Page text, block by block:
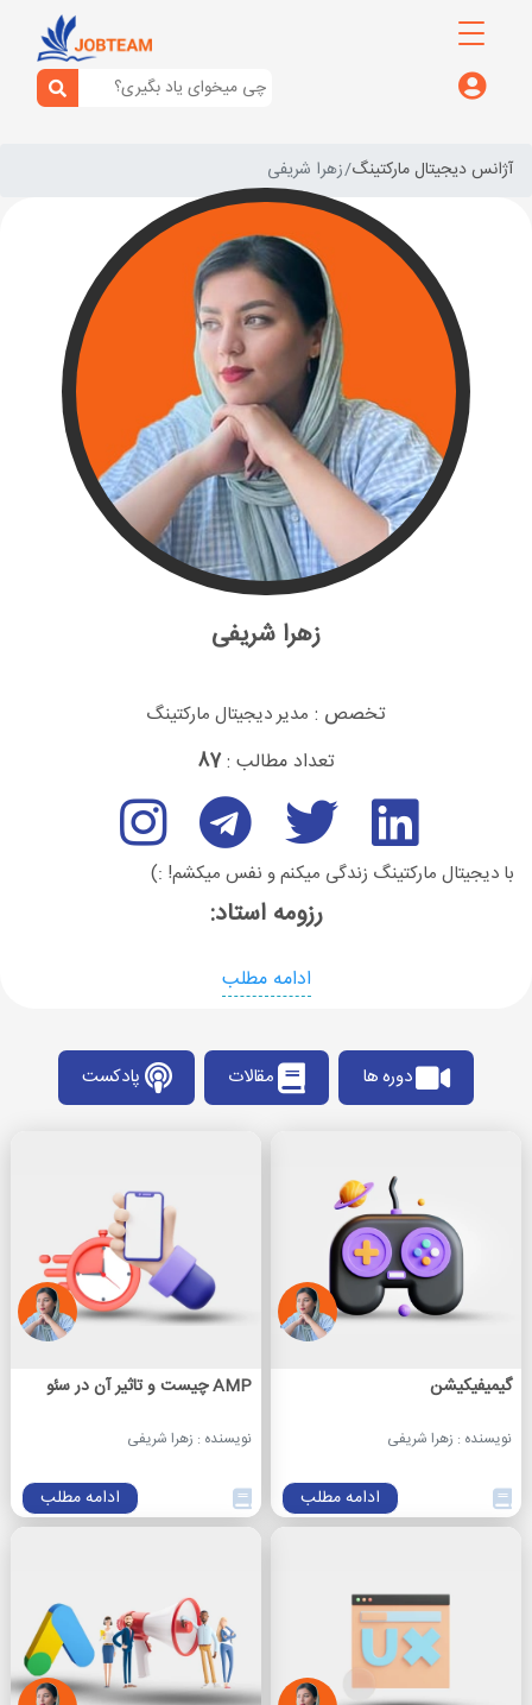
آژانس دیجیتال مارکتینگ زهرا شریفی
زهرا شریفی
تخصص : مدیر دیجیتال مارکتینگ
تعداد مطالب :87
با دیجیتال مارکتینگ زندگی میکنم و نفس میکشم! :)
رزومه استاد:
ادامه مطلب
دوره ها مقالات پادکست
گیمیفیکیشن
نویسنده : زهرا شریفی
ادامه مطلب
AMP چیست و تاثیر آن در سئو
نویسنده : زهرا شریفی
ادامه مطلب